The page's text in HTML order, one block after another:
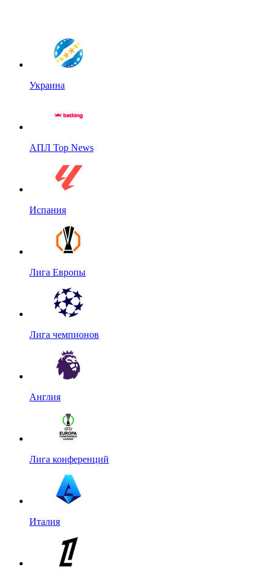
Украина
АПЛ Top News
Испания
Лига Европы
Лига чемпионов
Англия
Лига конференций
Италия